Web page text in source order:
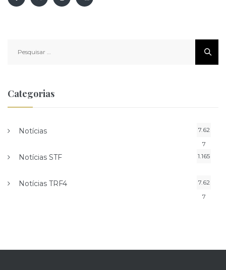
por:
Categorias
Notícias
7.62
7
Notícias STF 1.165
Notícias TRF4
7.62
7